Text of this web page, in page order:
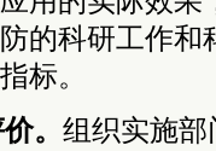
的科研工作和
标。
。 组织实施